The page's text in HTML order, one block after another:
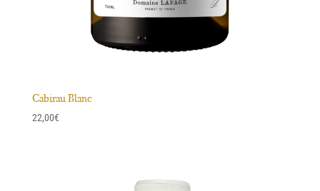
Cabirau Blanc
22,00€